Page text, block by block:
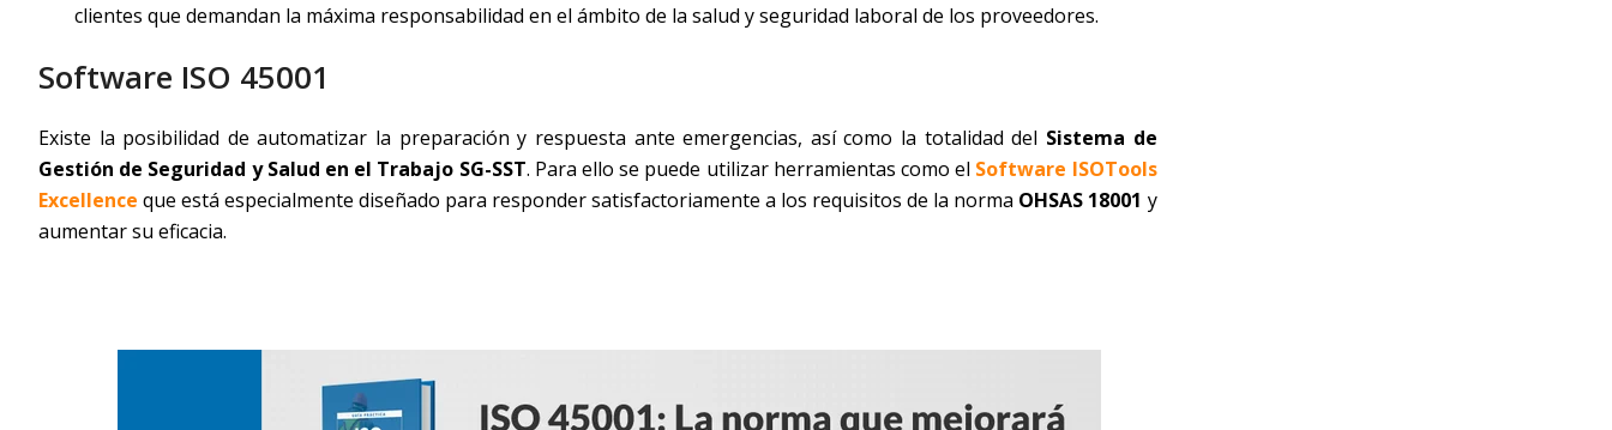
clientes que demandan la máxima responsabilidad en el ámbito de la salud y seguridad laboral de los proveedores.
Software ISO 45001
Existe la posibilidad de automatizar la preparación y respuesta ante emergencias, así como la totalidad del Sistema de
Gestión de Seguridad y Salud en el Trabajo SG-SST. Para ello se puede utilizar herramientas como el Software ISOTools
Excellence que está especialmente diseñado para responder satisfactoriamente a los requisitos de la norma OHSAS 18001 y
aumentar su eficacia.